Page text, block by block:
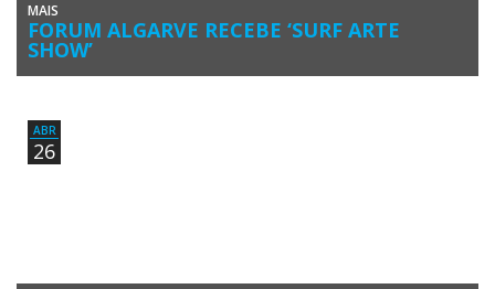
MAIS
FORUM ALGARVE RECEBE ‘SURF ARTE
SHOW’
O Clube de Surf de Faro e o Forum Algarve uniram-se mais uma vez,
ABR
26